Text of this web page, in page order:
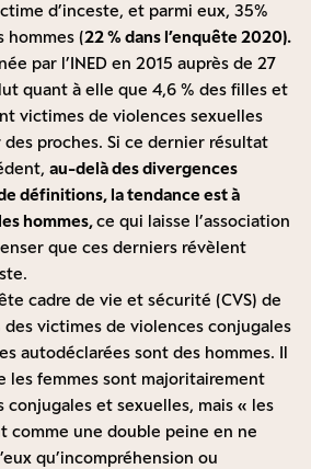
d’inceste, et parmi eux, 35%
hommes (22 % dans l’enquête 2020).
par l’INED en 2015 auprès de 27
quant à elle que 4,6 % des filles et
victimes de violences sexuelles
proches. Si ce dernier résultat
au-delà des divergences
définitions, la tendance est à
hommes,ce qui laisse l’association
que ces derniers révèlent
cadre de vie et sécurité (CVS) de
des victimes de violences conjugales
autodéclarées sont des hommes. Il
les femmes sont majoritairement
et sexuelles, mais « les
comme une double peine en ne
qu’incompréhension ou